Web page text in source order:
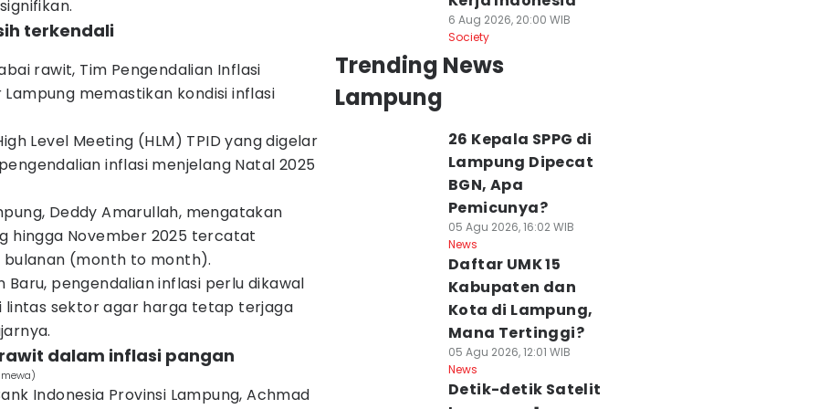
terkendali
rawit, Tim Pengendalian Inflasi
memastikan kondisi inflasi
Level Meeting (HLM) TPID yang digelar
inflasi menjelang Natal 2025
Deddy Amarullah, mengatakan
hingga November 2025 tercatat
bulanan (month to month).
Baru, pengendalian inflasi perlu dikawal
lintas sektor agar harga tetap terjaga
dalam inflasi pangan
Indonesia Provinsi Lampung, Achmad
6 Aug 2026, 20:00 WIB
Society
Trending News
Lampung
26 Kepala SPPG di
Lampung Dipecat
BGN, Apa
Pemicunya?
05 Agu 2026, 16:02 WIB
News
Daftar UMK 15
Kabupaten dan
Kota di Lampung,
Mana Tertinggi?
05 Agu 2026, 12:01 WIB
News
Detik-detik Satelit